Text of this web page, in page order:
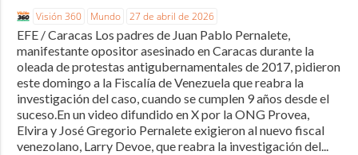
Visión 360 Mundo 27 de abril de 2026
EFE / Caracas Los padres de Juan Pablo Pernalete,
manifestante opositor asesinado en Caracas durante la
oleada de protestas antigubernamentales de 2017, pidieron
este domingo a la Fiscalía de Venezuela que reabra la
investigación del caso, cuando se cumplen 9 años desde el
suceso.En un video difundido en X por la ONG Provea,
Elvira y José Gregorio Pernalete exigieron al nuevo fiscal
venezolano, Larry Devoe, que reabra la investigación del...